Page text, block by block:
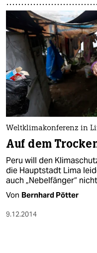
Weltklimakonferenz in
Auf dem
Peru will den
die Hauptstadt Lima
auch „Nebelfänger“
Von Bernhard Pötter
9.12.2014